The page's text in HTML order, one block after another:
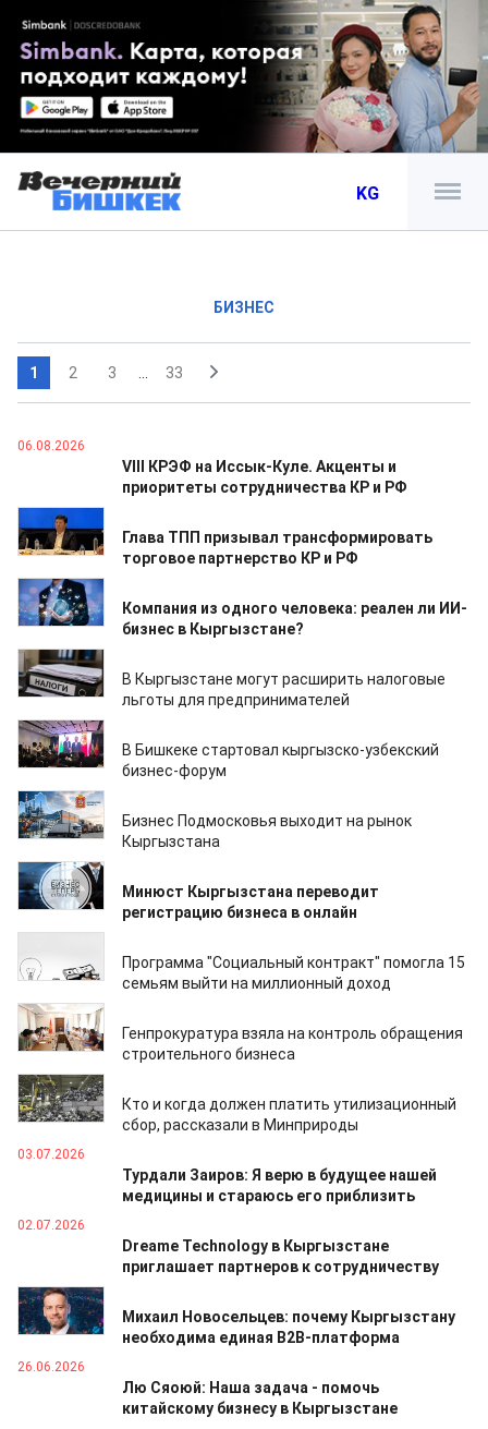
KG
БИЗНЕС
1 2 3 33
06.08.2026
VIII КРЭФ на Иссык-Куле. Акценты и
приоритеты сотрудничества КР и РФ
05.08.2026
Глава ТПП призывал трансформировать
торговое партнерство КР и РФ
05.08.2026
Компания из одного человека: реален ли ИИ-
бизнес в Кыргызстане?
31.07.2026
В Кыргызстане могут расширить налоговые
льготы для предпринимателей
28.07.2026
В Бишкеке стартовал кыргызско-узбекский
бизнес-форум
18.07.2026
Бизнес Подмосковья выходит на рынок
Кыргызстана
18.07.2026
Минюст Кыргызстана переводит
регистрацию бизнеса в онлайн
Программа "Социальный контракт" помогла 15
семьям выйти на миллионный доход
14.07.2026
Генпрокуратура взяла на контроль обращения
строительного бизнеса
07.07.2026
Кто и когда должен платить утилизационный
сбор, рассказали в Минприроды
03.07.2026
Турдали Заиров: Я верю в будущее нашей
медицины и стараюсь его приблизить
02.07.2026
Dreame Technology в Кыргызстане
приглашает партнеров к сотрудничеству
01.07.2026
Михаил Новосельцев: почему Кыргызстану
необходима единая B2B-платформа
26.06.2026
Лю Сяоюй: Наша задача - помочь
китайскому бизнесу в Кыргызстане